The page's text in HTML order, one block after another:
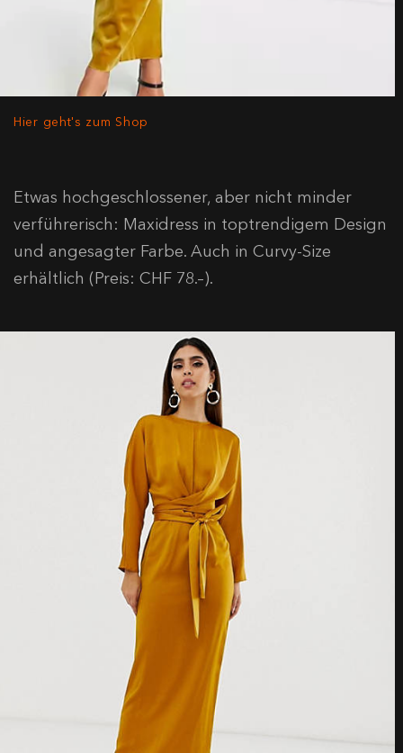
Hier geht's zum Shop
Etwas hochgeschlossener, aber nicht minder
verführerisch: Maxidress in toptrendigem Design
und angesagter Farbe. Auch in Curvy-Size
erhältlich (Preis: CHF 78.–).